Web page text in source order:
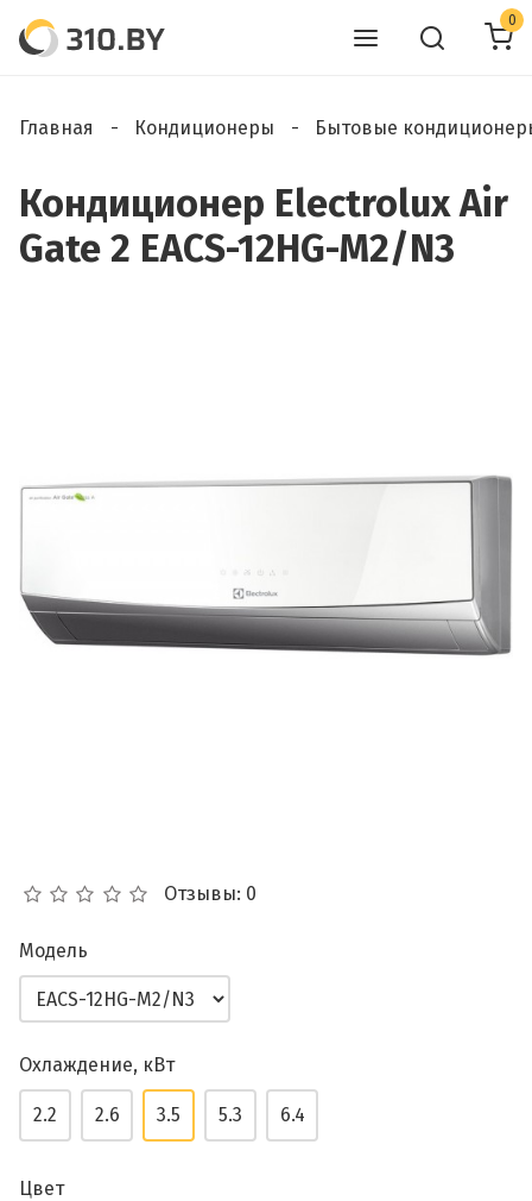
0
Главная Кондиционеры Бытовые
Кондиционер Electrolux Air
Gate 2 EACS-12HG-M2/N3
Отзывы: 0
Модель
Охлаждение, кВт
2.2 2.6 3.5 5.3 6.4
Цвет